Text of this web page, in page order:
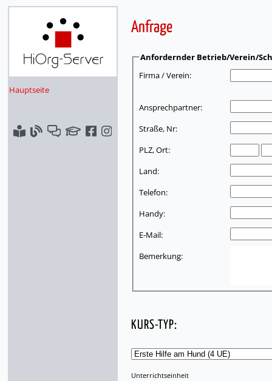
Hauptseite
Anfrage
Anfordernder Betrieb/Verein/
Firma / Verein:
Ansprechpartner:
Straße, Nr:
PLZ, Ort:
Land:
Telefon:
Handy:
E-Mail:
Bemerkung:
KURS-TYP:
Unterrichtseinheit